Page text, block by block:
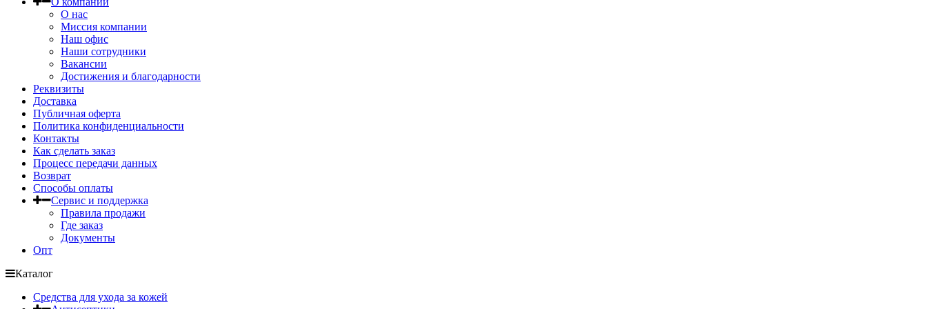
О нас
Миссия компании
Наш офис
Наши сотрудники
Вакансии
Достижения и благодарности
Реквизиты
Доставка
Публичная оферта
Политика конфиденциальности
Контакты
Как сделать заказ
Процесс передачи данных
Возврат
Способы оплаты
Сервис и поддержка
Правила продажи
Где заказ
Документы
Опт
Каталог
Средства для ухода за кожей